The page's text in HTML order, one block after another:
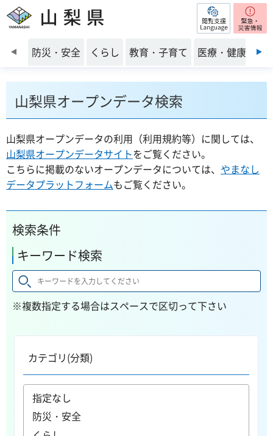
山梨県 閲覧支援
前のスライドを表示
防災・安全 くらし 教育・子育て 医療・健康・福
山梨県オープンデータ検索
山梨県オープンデータの利用（利用規約等）に関しては、
山梨県オープンデータサイトをご覧ください。
こちらに掲載のないオープンデータについては、 やまなし
データプラットフォームもご覧ください。
検索条件
キーワード検索
※複数指定する場合はスペースで区切って下さい
カテゴリ(分類)